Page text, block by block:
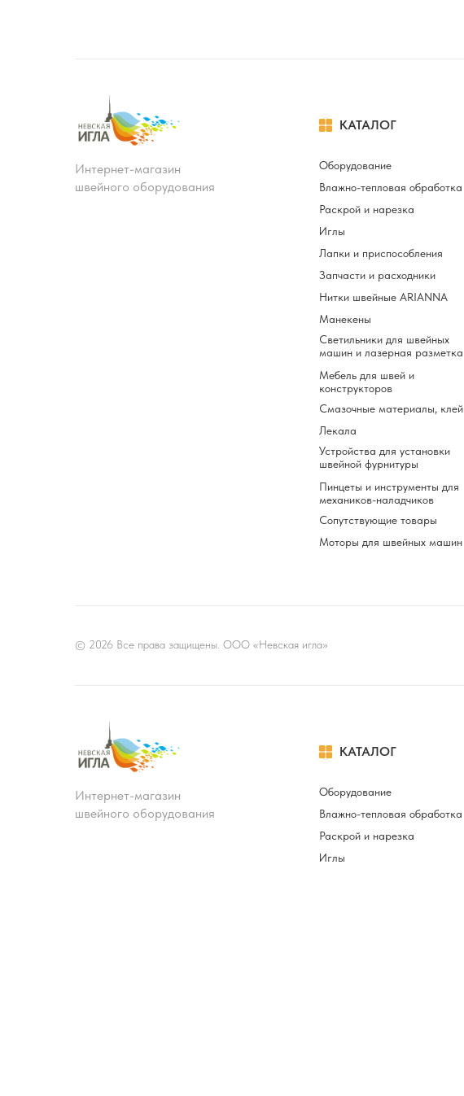
КАТАЛОГ
Оборудование
Лапки и приспособления
Светильники для швейных
машин и лазерная разметка
Раскрой и нарезка
Нитки швейные ARIANNA
Смазочные материалы, клей
Влажно-тепловая обработка
Запчасти и расходники
Мебель для швей и
конструкторов
Иглы
Манекены
Лекала
Устройства для установки
швейной фурнитуры
Пинцеты и инструменты для
механиков-наладчиков
Сопутствующие товары
Моторы для швейных машин
Интернет-магазин
швейного оборудования
© 2026 Все права защищены. ООО «Невская игла»
КАТАЛОГ
Оборудование
Раскрой и нарезка
Влажно-тепловая обработка
Иглы
Интернет-магазин
швейного оборудования